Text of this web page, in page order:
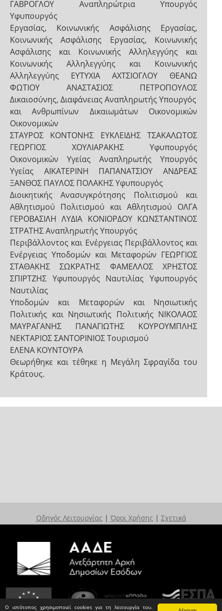
Ο ιστότοπος χρησιμοποιεί cookies για τη λειτουργία του.
ΓΑΒΡΟΓΛΟΥ Αναπληρώτρια Υπουργός
Υφυπουργός
Εργασίας, Κοινωνικής Ασφάλισης Εργασίας,
Κοινωνικής Ασφάλισης Εργασίας, Κοινωνικής
Ασφάλισης και Κοινωνικής Αλληλεγγύης και
Κοινωνικής Αλληλεγγύης και Κοινωνικής
Αλληλεγγύης ΕΥΤΥΧΙΑ ΑΧΤΣΙΟΓΛΟΥ ΘΕΑΝΩ
ΦΩΤΙΟΥ ΑΝΑΣΤΑΣΙΟΣ ΠΕΤΡΟΠΟΥΛΟΣ
Δικαιοσύνης, Διαφάνειας Αναπληρωτής Υπουργός
και Ανθρωπίνων Δικαιωμάτων Οικονομικών
Οικονομικών
ΣΤΑΥΡΟΣ ΚΟΝΤΟΝΗΣ ΕΥΚΛΕΙΔΗΣ ΤΣΑΚΑΛΩΤΟΣ
ΓΕΩΡΓΙΟΣ ΧΟΥΛΙΑΡΑΚΗΣ Υφυπουργός
Οικονομικών Υγείας Αναπληρωτής Υπουργός
Υγείας ΑΙΚΑΤΕΡΙΝΗ ΠΑΠΑΝΑΤΣΙΟΥ ΑΝΔΡΕΑΣ
ΞΑΝΘΟΣ ΠΑΥΛΟΣ ΠΟΛΑΚΗΣ Υφυπουργός
Διοικητικής Ανασυγκρότησης Πολιτισμού και
Αθλητισμού Πολιτισμού και Αθλητισμού ΟΛΓΑ
ΓΕΡΟΒΑΣΙΛΗ ΛΥΔΙΑ ΚΟΝΙΟΡΔΟΥ ΚΩΝΣΤΑΝΤΙΝΟΣ
ΣΤΡΑΤΗΣ Αναπληρωτής Υπουργός
Περιβάλλοντος και Ενέργειας Περιβάλλοντος και
Ενέργειας Υποδομών και Μεταφορών ΓΕΩΡΓΙΟΣ
ΣΤΑΘΑΚΗΣ ΣΩΚΡΑΤΗΣ ΦΑΜΕΛΛΟΣ ΧΡΗΣΤΟΣ
ΣΠΙΡΤΖΗΣ Υφυπουργός Ναυτιλίας Υφυπουργός
Ναυτιλίας
Υποδομών και Μεταφορών και Νησιωτικής
Πολιτικής και Νησιωτικής Πολιτικής ΝΙΚΟΛΑΟΣ
ΜΑΥΡΑΓΑΝΗΣ ΠΑΝΑΓΙΩΤΗΣ ΚΟΥΡΟΥΜΠΛΗΣ
ΝΕΚΤΑΡΙΟΣ ΣΑΝΤΟΡΙΝΙΟΣ Τουρισμού
ΕΛΕΝΑ ΚΟΥΝΤΟΥΡΑ
Θεωρήθηκε και τέθηκε η Μεγάλη Σφραγίδα του
Κράτους.
Οδηγός Λειτουργίας | Όροι Χρήσης | Σχετικά